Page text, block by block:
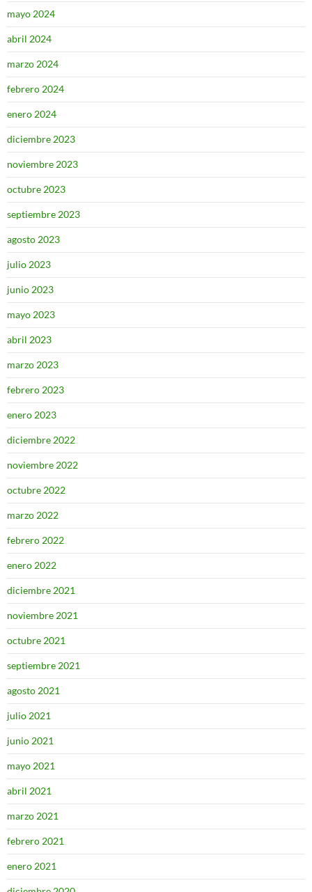
mayo 2024
abril 2024
marzo 2024
febrero 2024
enero 2024
diciembre 2023
noviembre 2023
octubre 2023
septiembre 2023
agosto 2023
julio 2023
junio 2023
mayo 2023
abril 2023
marzo 2023
febrero 2023
enero 2023
diciembre 2022
noviembre 2022
octubre 2022
marzo 2022
febrero 2022
enero 2022
diciembre 2021
noviembre 2021
octubre 2021
septiembre 2021
agosto 2021
julio 2021
junio 2021
mayo 2021
abril 2021
marzo 2021
febrero 2021
enero 2021